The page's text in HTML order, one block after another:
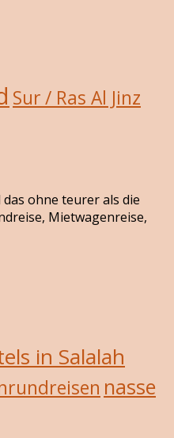
Sur / Ras Al Jinz
ohne teurer als die
Mietwagenreise,
in Salalah
nasse